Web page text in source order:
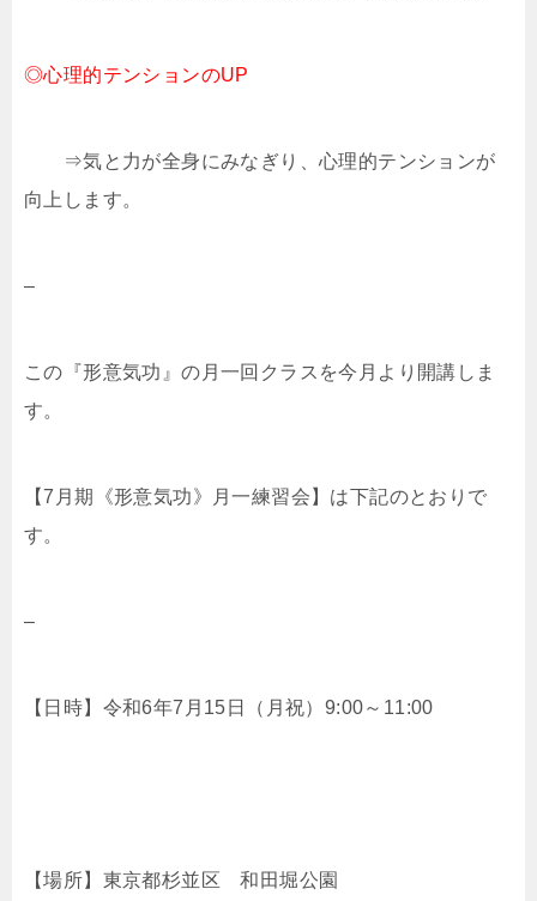
◎心理的テンションのUP
⇒気と力が全身にみなぎり、心理的テンションが
向上します。
–
この『形意気功』の月一回クラスを今月より開講しま
す。
【7月期《形意気功》月一練習会】は下記のとおりで
す。
–
【日時】令和6年7月15日（月祝）9:00～11:00
【場所】東京都杉並区 和田堀公園